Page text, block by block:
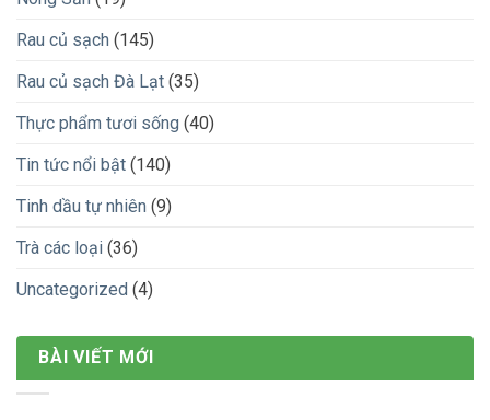
Rau củ sạch (145)
Rau củ sạch Đà Lạt (35)
Thực phẩm tươi sống (40)
Tin tức nổi bật (140)
Tinh dầu tự nhiên (9)
Trà các loại (36)
Uncategorized (4)
BÀI VIẾT MỚI